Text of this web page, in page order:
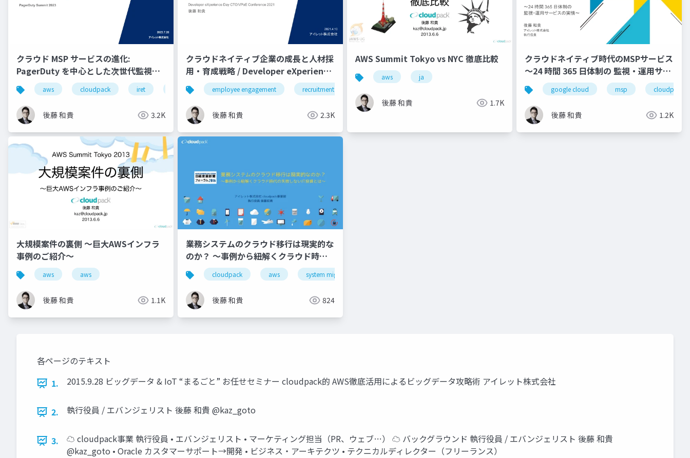
クラウド MSP サービスの進化:
PagerDuty を中心とした次世代監視基
盤
aws cloudpack iret google cloud pagerduty datadog
後藤 和貴 3.2K
クラウドネイティブ企業の成長と人材採
用・育成戦略 / Developer eXperience
Day
employee engagement recruitment
後藤 和貴 2.3K
AWS Summit Tokyo vs NYC 徹底比較
aws ja
後藤 和貴 1.7K
クラウドネイティブ時代のMSPサービス
〜24 時間 365 日体制の 監視・運用サー
ビスの実情〜
google cloud msp cloudpack
後藤 和貴 1.2K
大規模案件の裏側 ～巨大AWSインフラ
事例のご紹介～
aws aws
後藤 和貴 1.1K
業務システムのクラウド移行は現実的な
のか？ 〜事例から紐解くクラウド時代
の失敗しないIT投資とは〜
cloudpack aws system migration
後藤 和貴 824
各ページのテキスト
1.
2015.9.28 ビッグデータ & IoT “まるごと” お任せセミナー cloudpack的 AWS徹底活用によるビッグデータ攻略術 アイレット株式会社
2. 執行役員 / エバンジェリスト 後藤 和貴 @kaz_goto
3.
☁ cloudpack事業 執行役員 • エバンジェリスト • マーケティング担当（PR、ウェブ…） ☁ バックグラウンド 執行役員 / エバンジェリスト 後藤 和貴
@kaz_goto • Oracle カスタマーサポート→開発 • ビジネス・アーキテクツ • テクニカルディレクター（フリーランス）